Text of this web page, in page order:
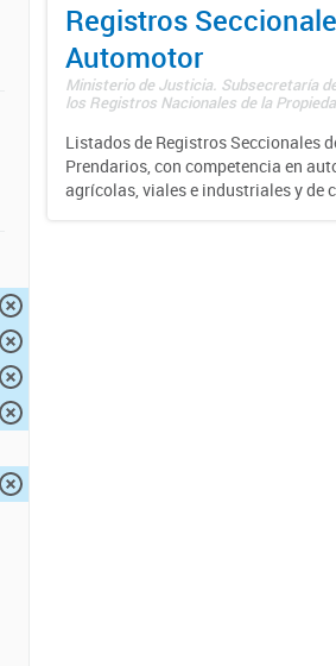
Registros
Automotor
Ministerio de Justicia. Subsecretaría
los Registros Nacionales de la
Listados de Registros Seccionales
Prendarios, con competencia en
agrícolas, viales e industriales y de